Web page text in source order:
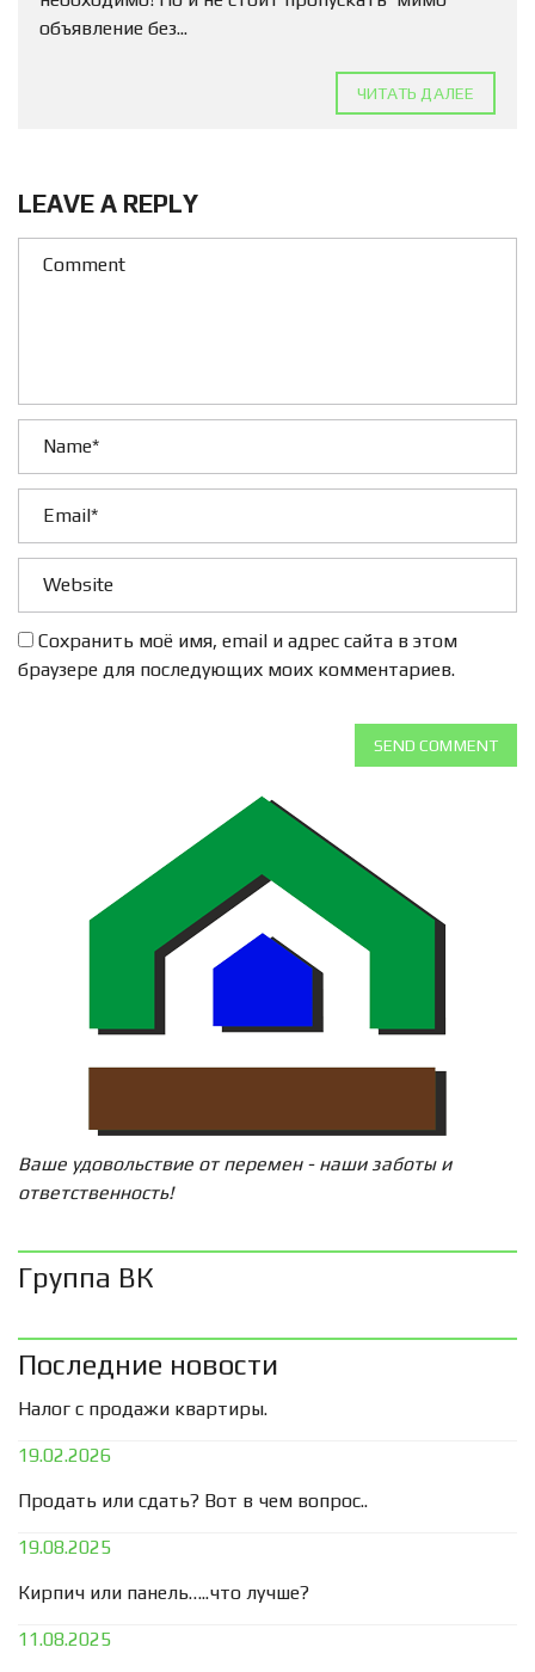
объявление без...
ЧИТАТЬ ДАЛЕЕ
LEAVE A REPLY
Сохранить моё имя, email и адрес сайта в этом
браузере для последующих моих комментариев.
SEND COMMENT
Ваше удовольствие от перемен - наши заботы и
ответственность!
Группа ВК
Последние новости
Налог с продажи квартиры.
19.02.2026
Продать или сдать? Вот в чем вопрос..
19.08.2025
Кирпич или панель…..что лучше?
11.08.2025